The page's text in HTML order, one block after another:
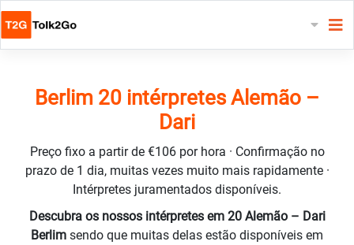
Berlim 20 intérpretes Alemão –
Dari
Preço fixo a partir de €106 por hora · Confirmação no
prazo de 1 dia, muitas vezes muito mais rapidamente ·
Intérpretes juramentados disponíveis.
Descubra os nossos intérpretes em 20 Alemão – Dari
Berlim sendo que muitas delas estão disponíveis em